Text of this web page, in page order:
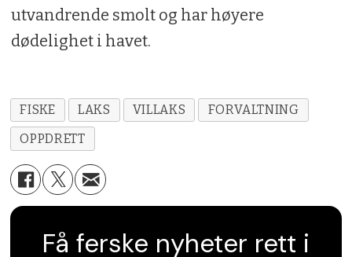
utvandrende smolt og har høyere
dødelighet i havet.
FISKE LAKS VILLAKS
FORVALTNING
OPPDRETT
Få ferske nyheter rett i